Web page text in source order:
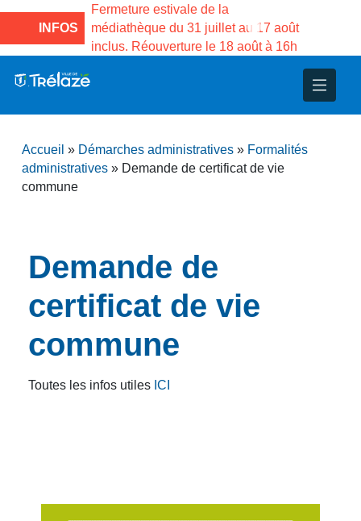
INFOS
la Maison des
de Gama du
Fermeture estivale de la
médiathèque du 31 juillet au 17 août
inclus. Réouverture le 18 août à 16h
et d’animations
Projets
– Jumelage
Accueil » Démarches administratives » Formalités
administratives » Demande de certificat de vie
commune
Demande de
certificat de vie
commune
Toutes les infos utiles ICI